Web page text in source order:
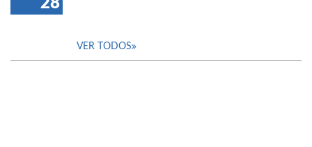
28
VER TODOS